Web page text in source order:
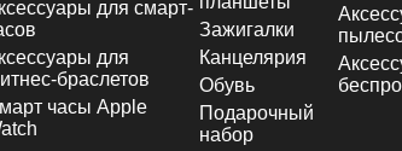
для смарт-
для
браслетов
часы Apple
Зажигалки
Канцелярия
Обувь
Подарочный
набор